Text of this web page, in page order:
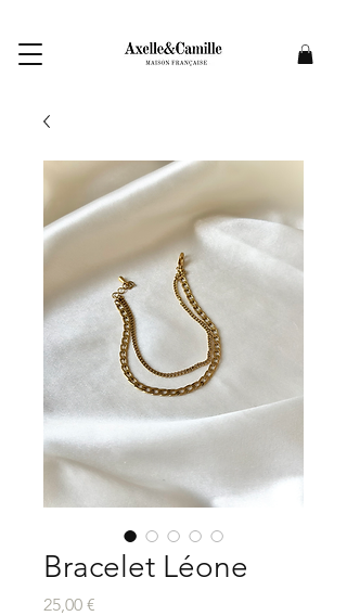
Bracelet Léone
25,00 €